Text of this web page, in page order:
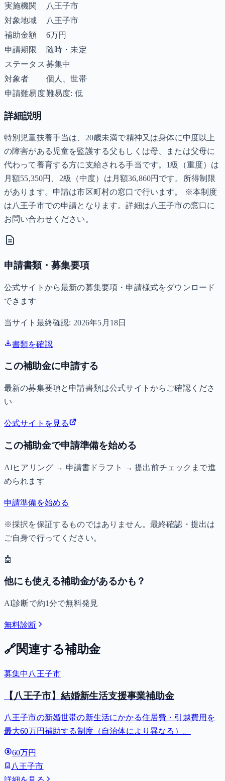
実施機関
八王子市
対象地域
八王子市
補助金額
6万円
申請期限
随時・未定
ステータス 募集中
対象者
個人、世帯
申請難易度難易度: 低
詳細説明
特別児童扶養手当は、20歳未満で精神又は身体に中度以上
の障害がある児童を監護する父もしくは母、または父母に
代わって養育する方に支給される手当です。1級（重度）は
月額55,350円、2級（中度）は月額36,860円です。所得制限
があります。申請は市区町村の窓口で行います。 ※本制度
は八王子市での申請となります。詳細は八王子市の窓口に
お問い合わせください。
申請書類・募集要項
公式サイトから最新の募集要項・申請様式をダウンロード
できます
当サイト最終確認: 2026年5月18日
書類を確認
この補助金に申請する
最新の募集要項と申請書類は公式サイトからご確認くださ
い
公式サイトを見る
この補助金で申請準備を始める
AIヒアリング → 申請書ドラフト → 提出前チェックまで進
められます
申請準備を始める
※採択を保証するものではありません。最終確認・提出は
ご自身で行ってください。
🤖
他にも使える補助金があるかも？
AI診断で約1分で無料発見
無料診断
🔗関連する補助金
募集中 八王子市
【八王子市】結婚新生活支援事業補助金
八王子市の新婚世帯の新生活にかかる住居費・引越費用を
最大60万円補助する制度（自治体により異なる）。
60万円
八王子市